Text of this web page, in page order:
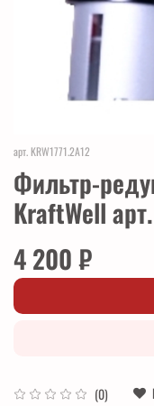
арт. KRW1771.2A12
Фильтр-
KraftWell
(0)
4 200 ₽